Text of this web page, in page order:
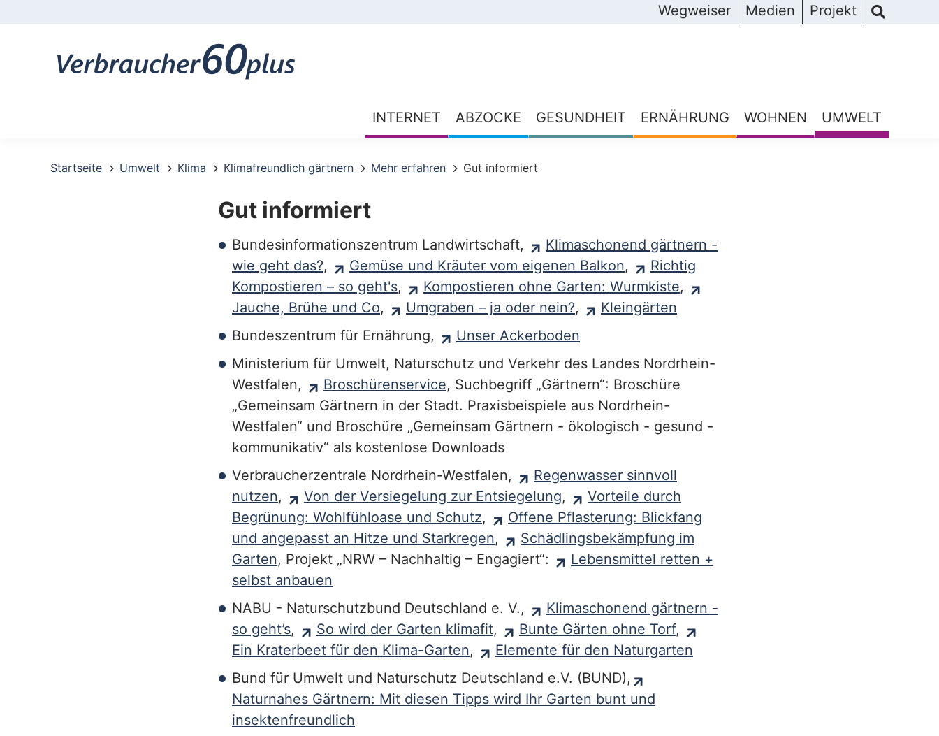
Wegweiser Medien Projekt
INTERNET ABZOCKE GESUNDHEIT ERNÄHRUNG WOHNEN UMWELT
Startseite Umwelt Klima Klimafreundlich gärtnern Mehr erfahren Gut informiert
Gut informiert
Bundesinformationszentrum Landwirtschaft,
Klimaschonend gärtnern -
wie geht das?, Gemüse und Kräuter vom eigenen Balkon,
Richtig
Kompostieren – so geht's, Kompostieren ohne Garten: Wurmkiste,
Jauche, Brühe und Co, Umgraben – ja oder nein?,
Kleingärten
Bundeszentrum für Ernährung,
Unser Ackerboden
Ministerium für Umwelt, Naturschutz und Verkehr des Landes Nordrhein-
Westfalen,
Broschürenservice, Suchbegriff „Gärtnern“: Broschüre
„Gemeinsam Gärtnern in der Stadt. Praxisbeispiele aus Nordrhein-
Westfalen“ und Broschüre „Gemeinsam Gärtnern - ökologisch - gesund -
kommunikativ“ als kostenlose Downloads
Verbraucherzentrale Nordrhein-Westfalen,
Regenwasser sinnvoll
nutzen, Von der Versiegelung zur Entsiegelung,
Vorteile durch
Begrünung: Wohlfühloase und Schutz,
Offene Pflasterung: Blickfang
und angepasst an Hitze und Starkregen,
Schädlingsbekämpfung im
Garten, Projekt „NRW – Nachhaltig – Engagiert“:
Lebensmittel retten +
selbst anbauen
NABU - Naturschutzbund Deutschland e. V.,
Klimaschonend gärtnern -
so geht’s, So wird der Garten klimafit, Bunte Gärten ohne Torf,
Ein Kraterbeet für den Klima-Garten,
Elemente für den Naturgarten
Bund für Umwelt und Naturschutz Deutschland e.V. (BUND),
Naturnahes Gärtnern: Mit diesen Tipps wird Ihr Garten bunt und
insektenfreundlich